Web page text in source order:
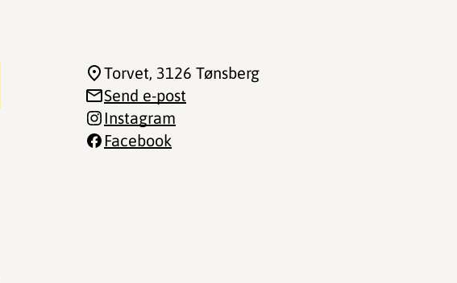
Torvet, 3126 Tønsberg
Send e-post
Instagram
Facebook